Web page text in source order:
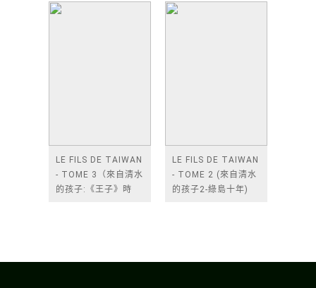
LE FILS DE TAIWAN
- TOME 3（來自清水
的孩子:《王子》時
LE FILS DE TAIWAN
- TOME 2 (來自清水
的孩子2-綠島十年)